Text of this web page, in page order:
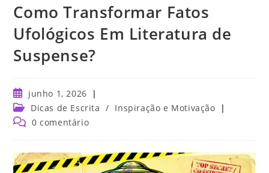
Como Transformar Fatos
Ufológicos Em Literatura de
Suspense?
junho 1, 2026
Dicas de Escrita / Inspiração e Motivação
0 comentário